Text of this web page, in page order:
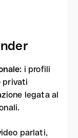
i profili
privati
legata al
parlati,